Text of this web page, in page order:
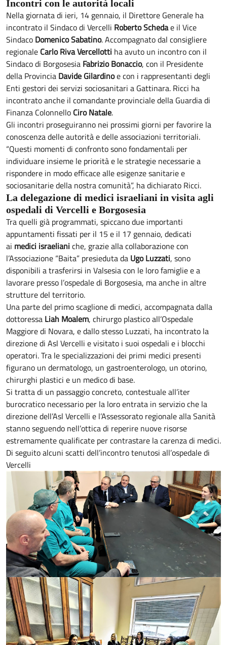
Incontri con le autorità locali
Nella giornata di ieri, 14 gennaio, il Direttore Generale ha
incontrato il Sindaco di Vercelli Roberto Schedae il Vice
Sindaco Domenico Sabatino. Accompagnato dal consigliere
regionale Carlo Riva Vercellotti ha avuto un incontro con il
Sindaco di Borgosesia Fabrizio Bonaccio, con il Presidente
della Provincia Davide Gilardinoe con i rappresentanti degli
Enti gestori dei servizi sociosanitari a Gattinara. Ricci ha
incontrato anche il comandante provinciale della Guardia di
Finanza Colonnello Ciro Natale.
Gli incontri proseguiranno nei prossimi giorni per favorire la
conoscenza delle autorità e delle associazioni territoriali.
“Questi momenti di confronto sono fondamentali per
individuare insieme le priorità e le strategie necessarie a
rispondere in modo efficace alle esigenze sanitarie e
sociosanitarie della nostra comunità”, ha dichiarato Ricci.
La delegazione di medici israeliani in visita agli
ospedali di Vercelli e Borgosesia
Tra quelli già programmati, spiccano due importanti
appuntamenti fissati per il 15 e il 17 gennaio, dedicati
ai medici israeliani che, grazie alla collaborazione con
l’Associazione “Baita” presieduta da Ugo Luzzati, sono
disponibili a trasferirsi in Valsesia con le loro famiglie e a
lavorare presso l’ospedale di Borgosesia, ma anche in altre
strutture del territorio.
Una parte del primo scaglione di medici, accompagnata dalla
dottoressa Liah Moalem, chirurgo plastico all’Ospedale
Maggiore di Novara, e dallo stesso Luzzati, ha incontrato la
direzione di Asl Vercelli e visitato i suoi ospedali e i blocchi
operatori. Tra le specializzazioni dei primi medici presenti
figurano un dermatologo, un gastroenterologo, un otorino,
chirurghi plastici e un medico di base.
Si tratta di un passaggio concreto, contestuale all’iter
burocratico necessario per la loro entrata in servizio che la
direzione dell’Asl Vercelli e l’Assessorato regionale alla Sanità
stanno seguendo nell’ottica di reperire nuove risorse
estremamente qualificate per contrastare la carenza di medici.
Di seguito alcuni scatti dell’incontro tenutosi all’ospedale di
Vercelli